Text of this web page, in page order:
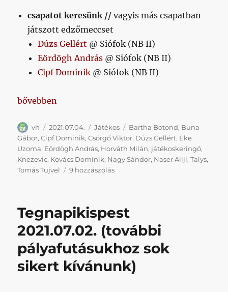
csapatot keresünk //vagyis más csapatban
játszott edzőmeccset
Dúzs Gellért @ Siófok (NB II)
Eördögh András @ Siófok (NB II)
Cipf Dominik @ Siófok (NB II)
„Nyári játékoskeringő, 7-8. hét”
bővebben
Szerző
vh Közzétéve
2021.07.04. Kategória
Játékos Címke
Bartha Botond, Buna
Gábor,Cipf Dominik,Csörgő Viktor, Dúzs Gellért, Eke
Uzoma, Eördögh András, Horváth Milán, játékoskeringő,
Knezevic, Kovács Dominik, Nagy Sándor, Naser Aliji,Talys,
Tomás Tujvel
9 hozzászólásNyári
hét
bejegyzéshez
Tegnapikispest
2021.07.02. (további
pályafutásukhoz sok
sikert kívánunk)